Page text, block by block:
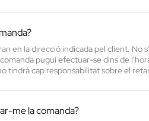
en la direcció indicada pel client.
pugui efectuar-se dins de
tindrà cap responsabilitat sobre el
me la comanda?